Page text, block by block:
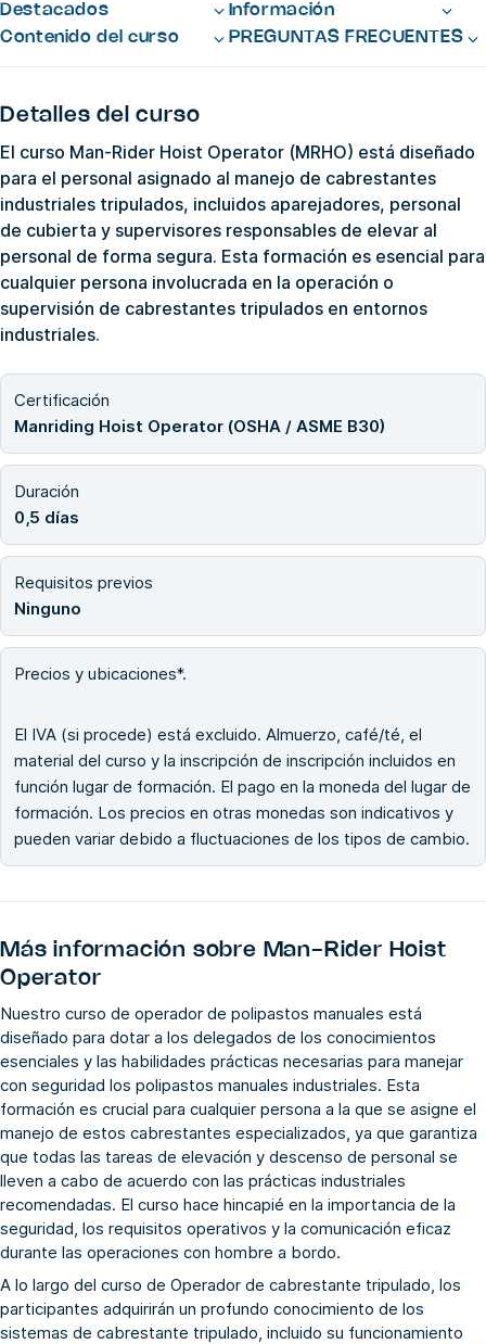
Destacados
Información
Contenido del curso
PREGUNTAS FRECUENTES
Detalles del curso
El curso Man-Rider Hoist Operator (MRHO) está diseñado
para el personal asignado al manejo de cabrestantes
industriales tripulados, incluidos aparejadores, personal
de cubierta y supervisores responsables de elevar al
personal de forma segura. Esta formación es esencial para
cualquier persona involucrada en la operación o
supervisión de cabrestantes tripulados en entornos
industriales.
Certificación
Manriding Hoist Operator (OSHA / ASME B30)
Duración
0,5 días
Requisitos previos
Ninguno
Precios y ubicaciones*.
El IVA (si procede) está excluido. Almuerzo, café/té, el
material del curso y la inscripción de inscripción incluidos en
función lugar de formación. El pago en la moneda del lugar de
formación. Los precios en otras monedas son indicativos y
pueden variar debido a fluctuaciones de los tipos de cambio.
Más información sobre Man-Rider Hoist
Operator
Nuestro curso de operador de polipastos manuales está
diseñado para dotar a los delegados de los conocimientos
esenciales y las habilidades prácticas necesarias para manejar
con seguridad los polipastos manuales industriales. Esta
formación es crucial para cualquier persona a la que se asigne el
manejo de estos cabrestantes especializados, ya que garantiza
que todas las tareas de elevación y descenso de personal se
lleven a cabo de acuerdo con las prácticas industriales
recomendadas. El curso hace hincapié en la importancia de la
seguridad, los requisitos operativos y la comunicación eficaz
durante las operaciones con hombre a bordo.
A lo largo del curso de Operador de cabrestante tripulado, los
participantes adquirirán un profundo conocimiento de los
sistemas de cabrestante tripulado, incluido su funcionamiento